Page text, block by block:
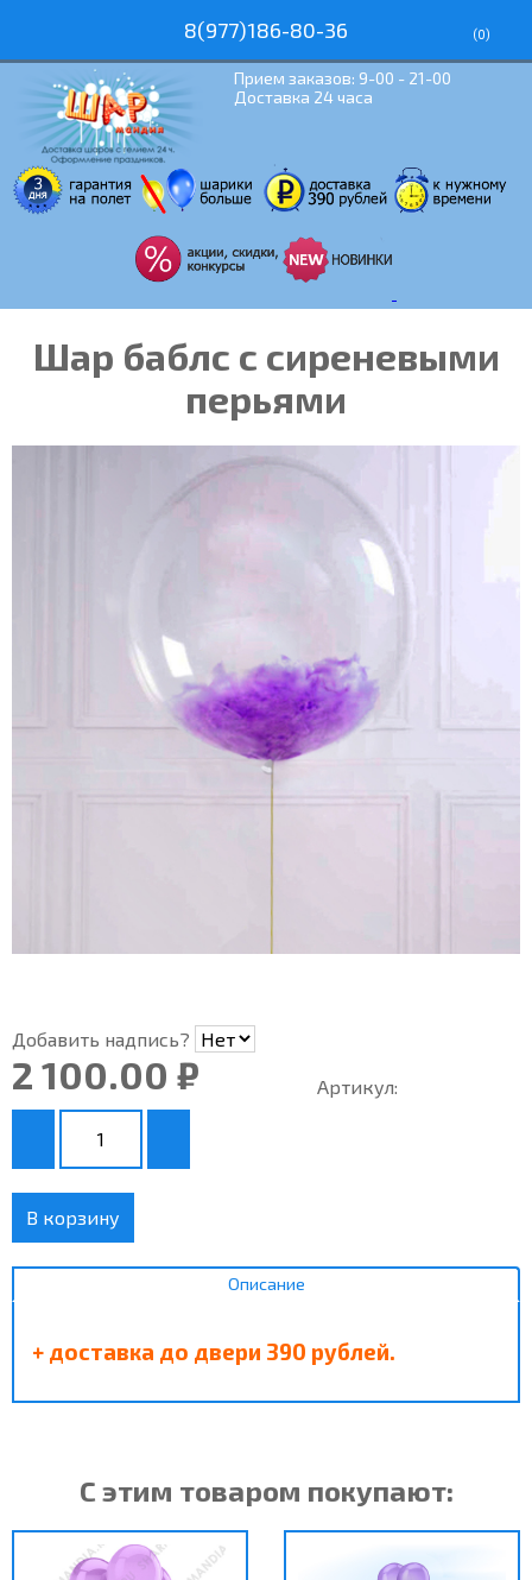
8(977)186-80-36 (0)
Прием заказов: 9-00 - 21-00
Доставка 24 часа
Шар баблс с сиреневыми
перьями
Добавить надпись?
2 100.00 ₽ Артикул:
В корзину
Описание
+ доставка до двери 390 рублей.
С этим товаром покупают: